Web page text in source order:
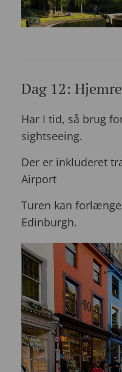
Dag 12:
Har I tid, så brug
sightseeing.
Der er inkluderet
Airport
Turen kan
Edinburgh.